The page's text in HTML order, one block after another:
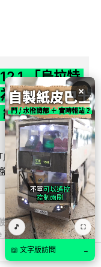
用
政
「烏拉特
提高世界首
短約 10 分
拉特克的詛咒」將
蛇島」、地城「毒牙
×
🎵 ⛶
📖 文字版訪問 →